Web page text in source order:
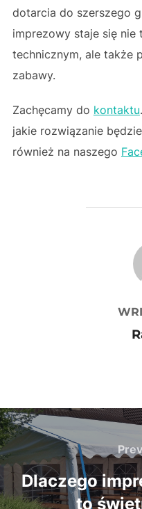
dotarcia do szerszego
imprezowy staje się
technicznym, ale także
zabawy.
Zachęcamy do kontaktu
jakie rozwiązanie
również na naszego
Nawigacja
wpisu
Dlaczego
to